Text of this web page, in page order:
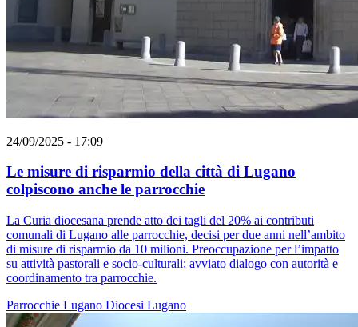
24/09/2025 - 17:09
Le misure di risparmio della città di Lugano
colpiscono anche le parrocchie
La Curia diocesana prende atto dei tagli del 20% ai contributi
comunali di Lugano alle parrocchie, decisi per due anni nell’ambito
di misure di risparmio da 10 milioni. Preoccupazione per l’impatto
su attività pastorali e socio-culturali; avviato dialogo con autorità e
coordinamento tra parrocchie.
Parrocchie Lugano Diocesi Lugano